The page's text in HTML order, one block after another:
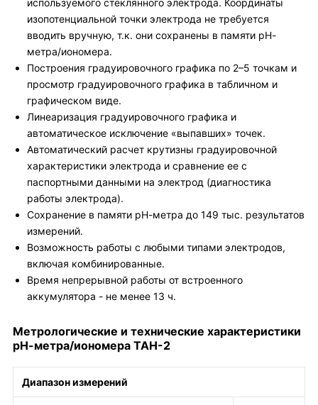
используемого стеклянного электрода. Координаты
изопотенциальной точки электрода не требуется
вводить вручную, т.к. они сохранены в памяти рН-
метра/иономера.
Построения градуировочного графика по 2–5 точкам и
просмотр градуировочного графика в табличном и
графическом виде.
Линеаризация градуировочного графика и
автоматическое исключение «выпавших» точек.
Автоматический расчет крутизны градуировочной
характеристики электрода и сравнение ее с
паспортными данными на электрод (диагностика
работы электрода).
Сохранение в памяти рН-метра до 149 тыс. результатов
измерений.
Возможность работы с любыми типами электродов,
включая комбинированные.
Время непрерывной работы от встроенного
аккумулятора - не менее 13 ч.
Метрологические и технические характеристики
рН-метра/иономера ТАН-2
Диапазон измерений